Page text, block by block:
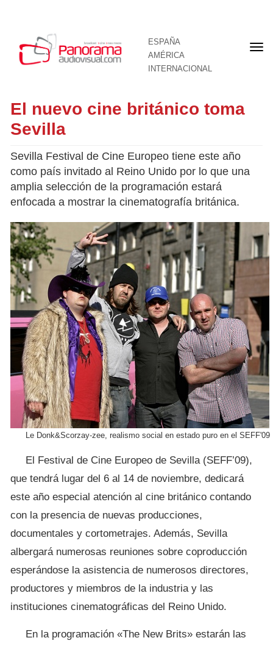
ESPAÑA
AMÉRICA
INTERNACIONAL
El nuevo cine británico toma
Sevilla
Sevilla Festival de Cine Europeo tiene este año
como país invitado al Reino Unido por lo que una
amplia selección de la programación estará
enfocada a mostrar la cinematografía británica.
Le Donk&Scorzay-zee, realismo social en estado puro en el SEFF'09
El Festival de Cine Europeo de Sevilla (SEFF’09),
que tendrá lugar del 6 al 14 de noviembre, dedicará
este año especial atención al cine británico contando
con la presencia de nuevas producciones,
documentales y cortometrajes. Además, Sevilla
albergará numerosas reuniones sobre coproducción
esperándose la asistencia de numerosos directores,
productores y miembros de la industria y las
instituciones cinematográficas del Reino Unido.
En la programación «The New Brits» estarán las